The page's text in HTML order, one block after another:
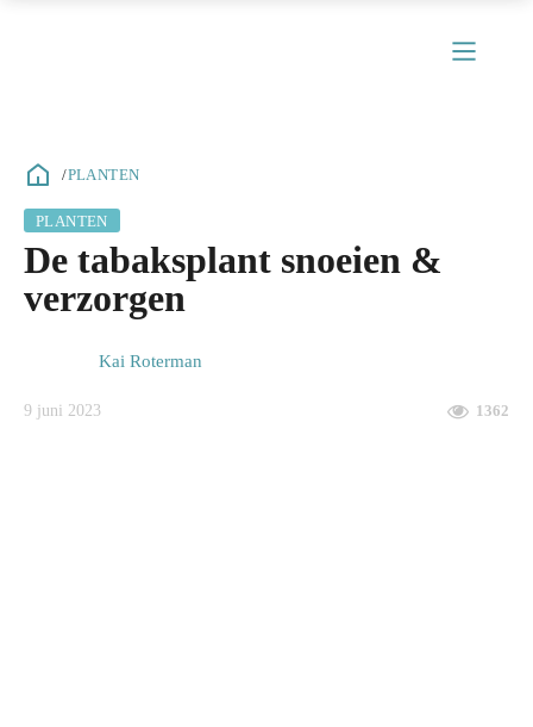
/PLANTEN
PLANTEN
De tabaksplant snoeien &
verzorgen
Kai Roterman
9 juni 2023 1362